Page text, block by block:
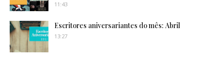
11:43
Escritores aniversariantes do mês: Abril
13:27